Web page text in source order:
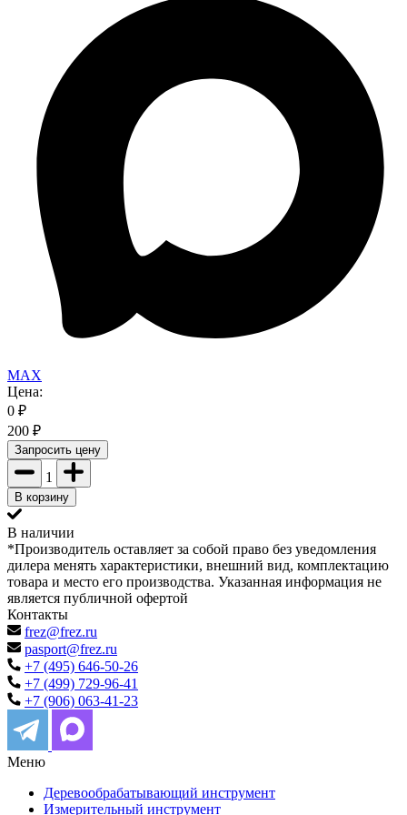
MAX
Цена:
0 ₽
200 ₽
Запросить цену
1
В корзину
В наличии
*Производитель оставляет за собой право без уведомления
дилера менять характеристики, внешний вид, комплектацию
товара и место его производства. Указанная информация не
является публичной офертой
Контакты
frez@frez.ru
pasport@frez.ru
+7 (495) 646-50-26
+7 (499) 729-96-41
+7 (906) 063-41-23
Меню
Деревообрабатывающий инструмент
Измерительный инструмент